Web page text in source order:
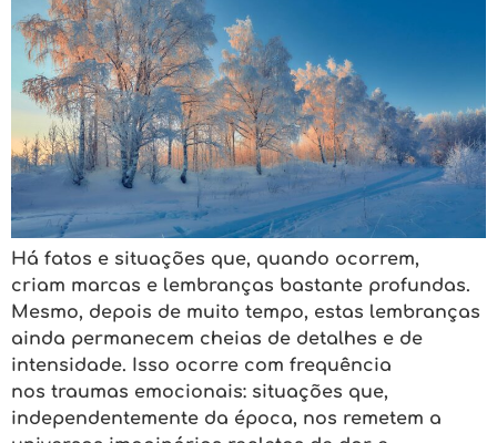
Há fatos e situações que, quando ocorrem,
criam marcas e lembranças bastante profundas.
Mesmo, depois de muito tempo, estas lembranças
ainda permanecem cheias de detalhes e de
intensidade. Isso ocorre com frequência
nos traumas emocionais: situações que,
independentemente da época, nos remetem a